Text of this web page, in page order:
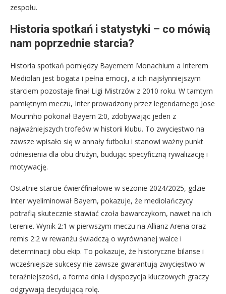
zespołu.
Historia spotkań i statystyki – co mówią
nam poprzednie starcia?
Historia spotkań pomiędzy Bayernem Monachium a Interem
Mediolan jest bogata i pełna emocji, a ich najsłynniejszym
starciem pozostaje finał Ligi Mistrzów z 2010 roku. W tamtym
pamiętnym meczu, Inter prowadzony przez legendarnego Jose
Mourinho pokonał Bayern 2:0, zdobywając jeden z
najważniejszych trofeów w historii klubu. To zwycięstwo na
zawsze wpisało się w annały futbolu i stanowi ważny punkt
odniesienia dla obu drużyn, budując specyficzną rywalizację i
motywację.
Ostatnie starcie ćwierćfinałowe w sezonie 2024/2025, gdzie
Inter wyeliminował Bayern, pokazuje, że mediolańczycy
potrafią skutecznie stawiać czoła bawarczykom, nawet na ich
terenie. Wynik 2:1 w pierwszym meczu na Allianz Arena oraz
remis 2:2 w rewanżu świadczą o wyrównanej walce i
determinacji obu ekip. To pokazuje, że historyczne bilanse i
wcześniejsze sukcesy nie zawsze gwarantują zwycięstwo w
teraźniejszości, a forma dnia i dyspozycja kluczowych graczy
odgrywają decydującą rolę.